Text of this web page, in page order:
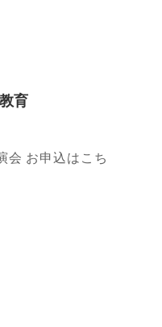
育
お申込はこち